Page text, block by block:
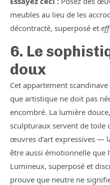
meubles au lieu de les
décontracté, superposé et
6. Le
doux
Cet appartement
que artistique ne doit pas
encombré. La lumière
sculpturaux servent de toile
œuvres d’art expressives —
être aussi émotionnelle que
Lumineux, superposé et
prouve que neutre ne